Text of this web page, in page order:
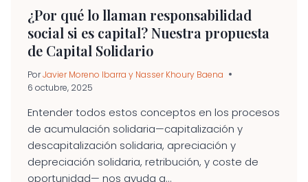
¿Por qué lo llaman responsabilidad
social si es capital? Nuestra propuesta
de Capital Solidario
Por Javier Moreno Ibarra y Nasser Khoury Baena
6 octubre, 2025
Entender todos estos conceptos en los procesos
de acumulación solidaria—capitalización y
descapitalización solidaria, apreciación y
depreciación solidaria, retribución, y coste de
oportunidad— nos ayuda a...